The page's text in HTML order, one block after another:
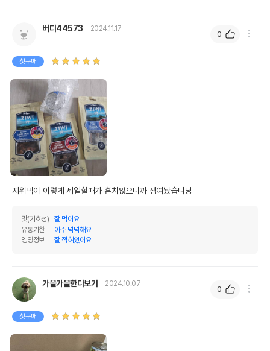
버디44573 2024.11.17
첫구매
지위픽이 이렇게 세일할때가 흔치않으니까 쟁여놨습니당
맛(기호성)
잘 먹어요
유통기한
아주 넉넉해요
영양정보
잘 적혀있어요
0
가을가을한다보기 2024.10.07
첫구매
0